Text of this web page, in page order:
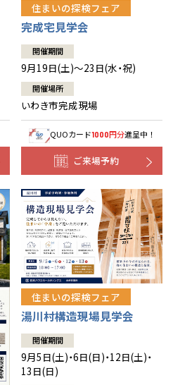
住まいの探検フェア
完成宅見学会
開催期間
9月19日(土)～23日(水・祝)
開催場所
いわき市完成現場
QUOカード1000円分進呈中！
ご来場予約
住まいの探検フェア
湯川村構造現場見学会
開催期間
9月5日(土)・6日(日)・12日(土)・
13日(日)